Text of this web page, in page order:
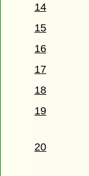
14
15
16
17
18
19
20